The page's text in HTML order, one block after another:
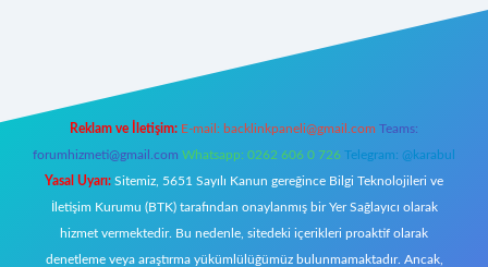
Reklam ve İletişim: E-mail: backlinkpaneli@gmail.com Teams:
forumhizmeti@gmail.com Whatsapp: 0262 606 0 726 Telegram: @karabul
Yasal Uyarı: Sitemiz, 5651 Sayılı Kanun gereğince Bilgi Teknolojileri ve
İletişim Kurumu (BTK) tarafından onaylanmış bir Yer Sağlayıcı olarak
hizmet vermektedir. Bu nedenle, sitedeki içerikleri proaktif olarak
denetleme veya araştırma yükümlülüğümüz bulunmamaktadır. Ancak,